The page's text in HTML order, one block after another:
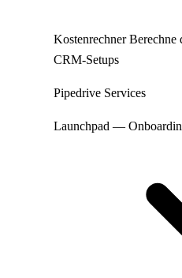
KostenrechnerBerechne
CRM-Setups
Pipedrive Services
Launchpad —